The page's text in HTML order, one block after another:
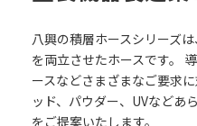
八興の積層ホースシリーズ
を両立させたホースです。
ースなどさまざまなご要求
ッド、パウダー、UVなどあ
をご提案いたします。